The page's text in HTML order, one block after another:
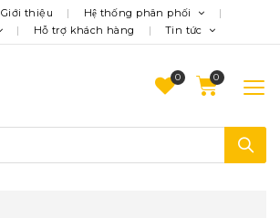
Giới thiệu
Hệ thống phân phối
Hỗ trợ khách hàng Tin tức
0